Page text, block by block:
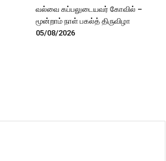
வல்வை கப்பலுடையவர் கோவில் –
மூன்றாம் நாள் பகல்த் திருவிழா
05/08/2026